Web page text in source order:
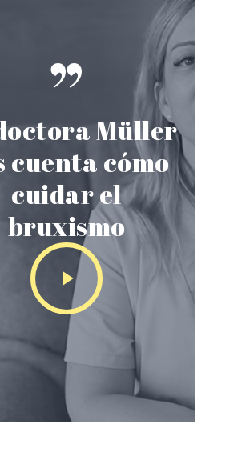
” Müller
cuenta cómo
cuidar el
bruxismo
Play
Video